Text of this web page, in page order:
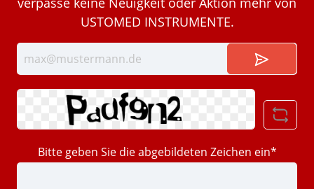
USTOMED INSTRUMENTE.
Bitte geben Sie die abgebildeten Zeichen ein*